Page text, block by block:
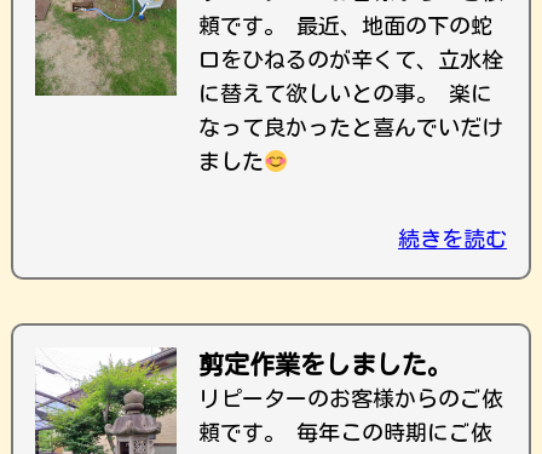
頼です。 最近、地面の下の蛇
口をひねるのが辛くて、立水栓
に替えて欲しいとの事。 楽に
なって良かったと喜んでいだけ
ました
続きを読む
剪定作業をしました。
リピーターのお客様からのご依
頼です。 毎年この時期にご依